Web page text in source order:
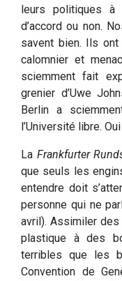
leurs politiques
d’accord ou non.
savent bien. Ils ont
calomnier et
sciemment fait
grenier d’Uwe
Berlin a
l’Université libre.
La Frankfurter
que seuls les
entendre doit
personne qui ne
avril). Assimiler
plastique à des
terribles que les
Convention de